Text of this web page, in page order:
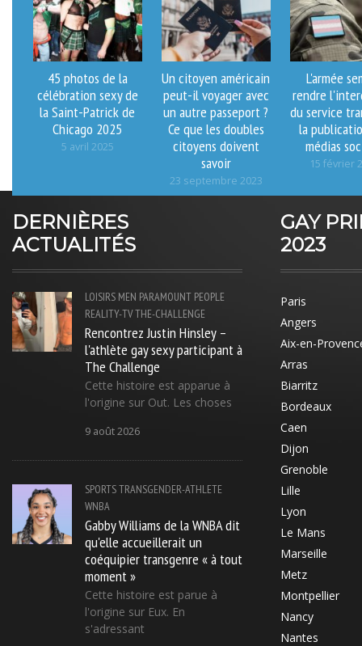
45 photos de la
célébration sexy de
la Saint-Patrick de
Chicago 2025
5 avril 2025
Un citoyen américain
peut-il voyager avec
un autre passeport ?
Ce que les doubles
citoyens doivent
savoir
23 septembre 2023
L'armée
rendre
du service
la
médias
15 février
DERNIÈRES
ACTUALITÉS
LOISIRS MEN PARAMOUNT PEOPLE
REALITY-TVTHE-CHALLENGE
Rencontrez Justin Hinsley –
l'athlète gay sexy participant à
The Challenge
Cette histoire est apparue à
l'origine sur Out. Les choses
9 août 2026
SPORTSTRANSGENDER-ATHLETE
WNBA
Gabby Williams de la WNBA dit
qu'elle accueillerait un
coéquipier transgenre « à tout
moment »
Cette histoire est parue à
l'origine sur Eux. En
s'adressant
GAY
2023
Paris
Angers
Aix-en-
Arras
Biarritz
Bordeaux
Caen
Dijon
Grenoble
Lille
Lyon
Le Mans
Marseille
Metz
Montpellier
Nancy
Nantes